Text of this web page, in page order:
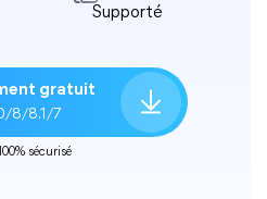
Supporté
gratuit
8/8.1/7
sécurisé